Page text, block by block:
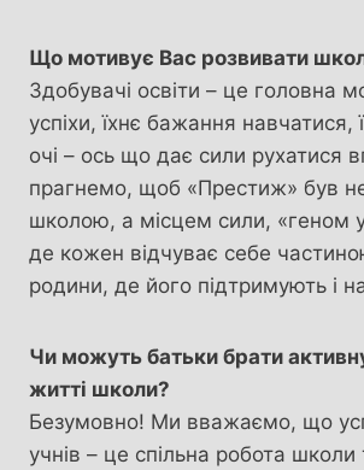
Що мотивує Вас розвивати
Здобувачі освіти – це головна
успіхи, їхнє бажання навчатися,
очі – ось що дає сили рухатися
прагнемо, щоб «Престиж» був
школою, а місцем сили, «геном
де кожен відчуває себе
родини, де його підтримують і
Чи можуть батьки брати
житті школи?
Безумовно! Ми вважаємо, що
учнів – це спільна робота